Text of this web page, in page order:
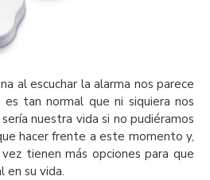
al escuchar la alarma nos parece
tan normal que ni siquiera nos
nuestra vida si no pudiéramos
hacer frente a este momento y,
tienen más opciones para que
en su vida.